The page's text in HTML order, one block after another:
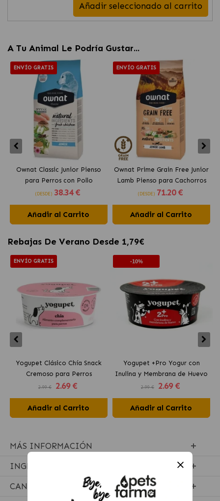
Añadir seleccionado al carrito
A Tu Animal Le Podría Gustar...
ENVÍO GRATIS
Ownat Classic Junior Pienso
para Perros con Pollo
(DESDE) 38.34 €
Añadir al Carrito
ENVÍO GRATIS
Ownat Prime Grain Free Junior
Lamb Pienso para Cachorros
con Cordero
(DESDE) 71.20 €
Añadir al Carrito
Rebajas De Verano Desde 1,79€
ENVÍO GRATIS
Yogupet Clásico Chía Snack
Cremoso para Perros
2.99 € 2.69 €
Añadir al Carrito
-10%
Yogupet +Pro Yogur con
Inulina y Membrana de Huevo
para Perros y Gatos
2.99 € 2.69 €
Añadir al Carrito
MÁS INFORMACIÓN
INGREDIENTES
CANTIDADES RECOMENDADAS